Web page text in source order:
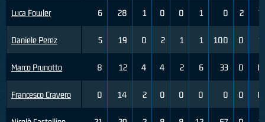
Luca Fowler
Daniele Perez
Marco Prunotto
Francesco Cravero
6 28 1 0 0 1 0 2 7
5 19 0 2 1 1 100 0 1
8 12 4 4 2 6 33 0 0
0 14 2 0 0 0 0 0 0